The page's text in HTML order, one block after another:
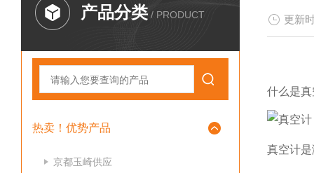
产品分类 / PRODUCT
热卖！优势产品
京都玉崎供应
更新
什么是
真空计